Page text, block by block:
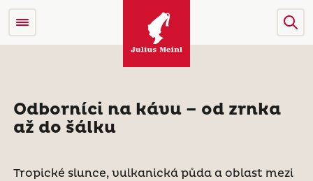
Odborníci na kávu – od zrnka
až do šálku
Tropické slunce, vulkanická půda a oblast mezi